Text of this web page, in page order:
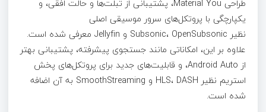
طراحی Material You، پشتیبانی از تبلت‌ها و حالت افقی، و
یکپارچگی با پروتکل‌های سرور موسیقی اصلی
نظیر Subsonic، OpenSubsonic و Jellyfin معرفی شده است.
علاوه بر این، امکاناتی مانند جستجوی پیشرفته، پشتیبانی بهتر
از Android Auto، و قابلیت‌های جدید برای پروتکل‌های پخش
استریم نظیر HLS، DASH و SmoothStreaming به آن اضافه
شده است.